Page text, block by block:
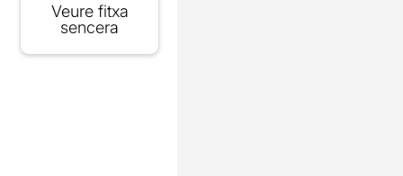
Veure fitxa
sencera